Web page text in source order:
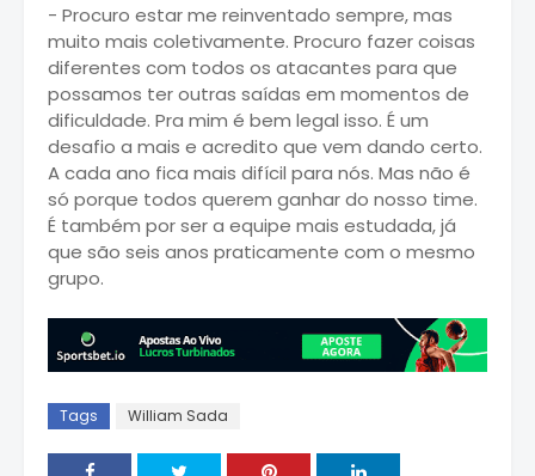
- Procuro estar me reinventado sempre, mas
muito mais coletivamente. Procuro fazer coisas
diferentes com todos os atacantes para que
possamos ter outras saídas em momentos de
dificuldade. Pra mim é bem legal isso. É um
desafio a mais e acredito que vem dando certo.
A cada ano fica mais difícil para nós. Mas não é
só porque todos querem ganhar do nosso time.
É também por ser a equipe mais estudada, já
que são seis anos praticamente com o mesmo
grupo.
Tags William Sada